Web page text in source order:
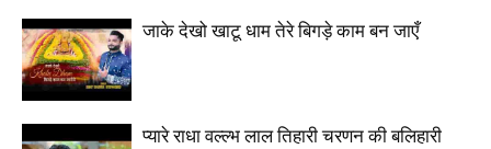
जाके देखो खाटू धाम तेरे बिगड़े काम बन जाएँ
प्यारे राधा वल्ल्भ लाल तिहारी चरणन की बलिहारी